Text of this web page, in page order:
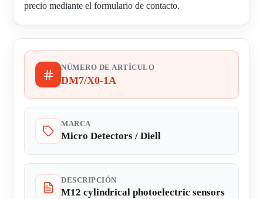
precio mediante el formulario de contacto.
NÚMERO DE ARTÍCULO
DM7/X0-1A
MARCA
Micro Detectors / Diell
DESCRIPCIÓN
M12 cylindrical photoelectric sensors